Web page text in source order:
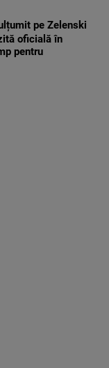
pe Zelenski
oficială în
pentru